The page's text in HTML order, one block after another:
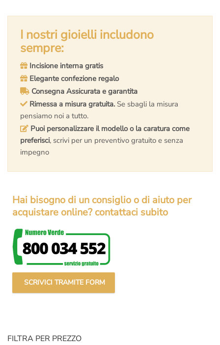
I nostri gioielli includono
sempre:
Incisione interna gratis
Elegante confezione regalo
Consegna Assicurata e garantita
Rimessa a misura gratuita. Se sbagli la misura
pensiamo noi a tutto.
Puoi personalizzare il modello o la caratura come
preferisci, scrivi per un preventivo gratuito e senza
impegno
Hai bisogno di un consiglio o di aiuto per
acquistare online? contattaci subito
SCRIVICI TRAMITE FORM
FILTRA PER PREZZO